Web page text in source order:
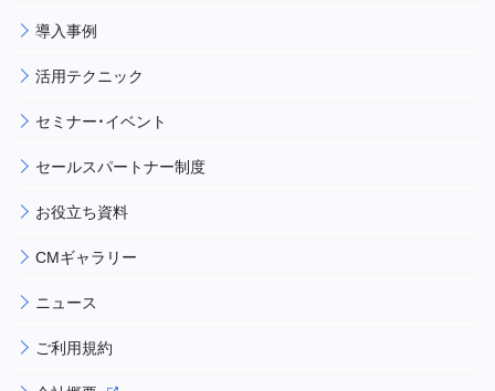
導入事例
活用テクニック
セミナー・イベント
セールスパートナー制度
お役立ち資料
CMギャラリー
ニュース
ご利用規約